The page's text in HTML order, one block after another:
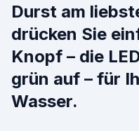
Durst am
drücken Sie
Knopf – die
grün auf – für
Wasser.